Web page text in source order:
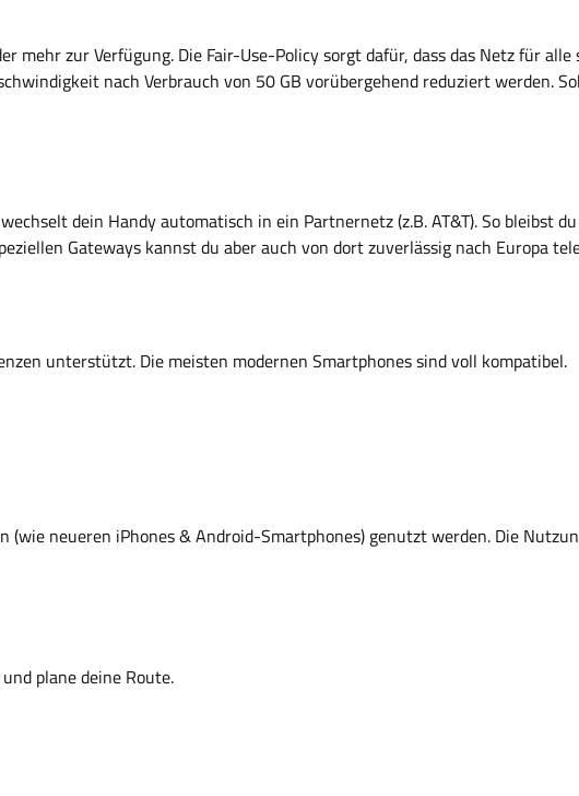
mehr zur Verfügung. Die Fair-Use-Policy sorgt dafür, dass das Netz für
nach Verbrauch von 50 GB vorübergehend reduziert werden.
dein Handy automatisch in ein Partnernetz (z.B. AT&T). So bleibst
Gateways kannst du aber auch von dort zuverlässig nach Europa
unterstützt. Die meisten modernen Smartphones sind voll kompatibel.
neueren iPhones & Android-Smartphones) genutzt werden. Die
plane deine Route.